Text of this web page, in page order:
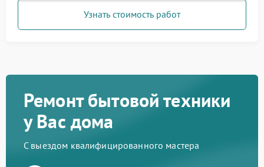
Узнать стоимость работ
Ремонт бытовой техники
у Вас дома
С выездом квалифицированного мастера